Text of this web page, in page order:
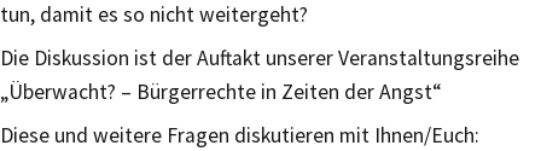
tun, damit es so nicht weitergeht?
Die Diskussion ist der Auftakt unserer Veranstaltungsreihe
„Überwacht? – Bürgerrechte in Zeiten der Angst“
Diese und weitere Fragen diskutieren mit Ihnen/Euch: